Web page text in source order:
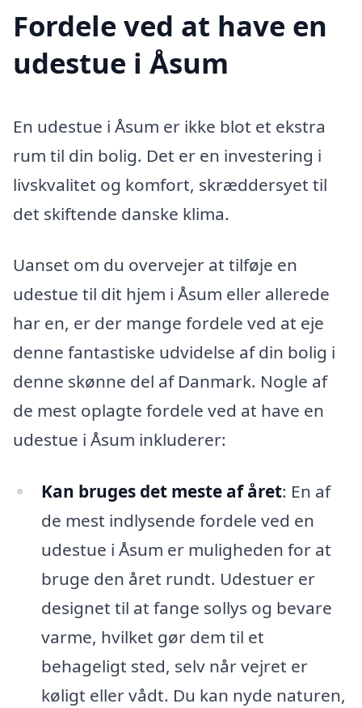
Fordele ved at have en
udestue i Åsum
En udestue i Åsum er ikke blot et ekstra
rum til din bolig. Det er en investering i
livskvalitet og komfort, skræddersyet til
det skiftende danske klima.
Uanset om du overvejer at tilføje en
udestue til dit hjem i Åsum eller allerede
har en, er der mange fordele ved at eje
denne fantastiske udvidelse af din bolig i
denne skønne del af Danmark. Nogle af
de mest oplagte fordele ved at have en
udestue i Åsum inkluderer:
Kan bruges det meste af året: En af
de mest indlysende fordele ved en
udestue i Åsum er muligheden for at
bruge den året rundt. Udestuer er
designet til at fange sollys og bevare
varme, hvilket gør dem til et
behageligt sted, selv når vejret er
køligt eller vådt. Du kan nyde naturen,